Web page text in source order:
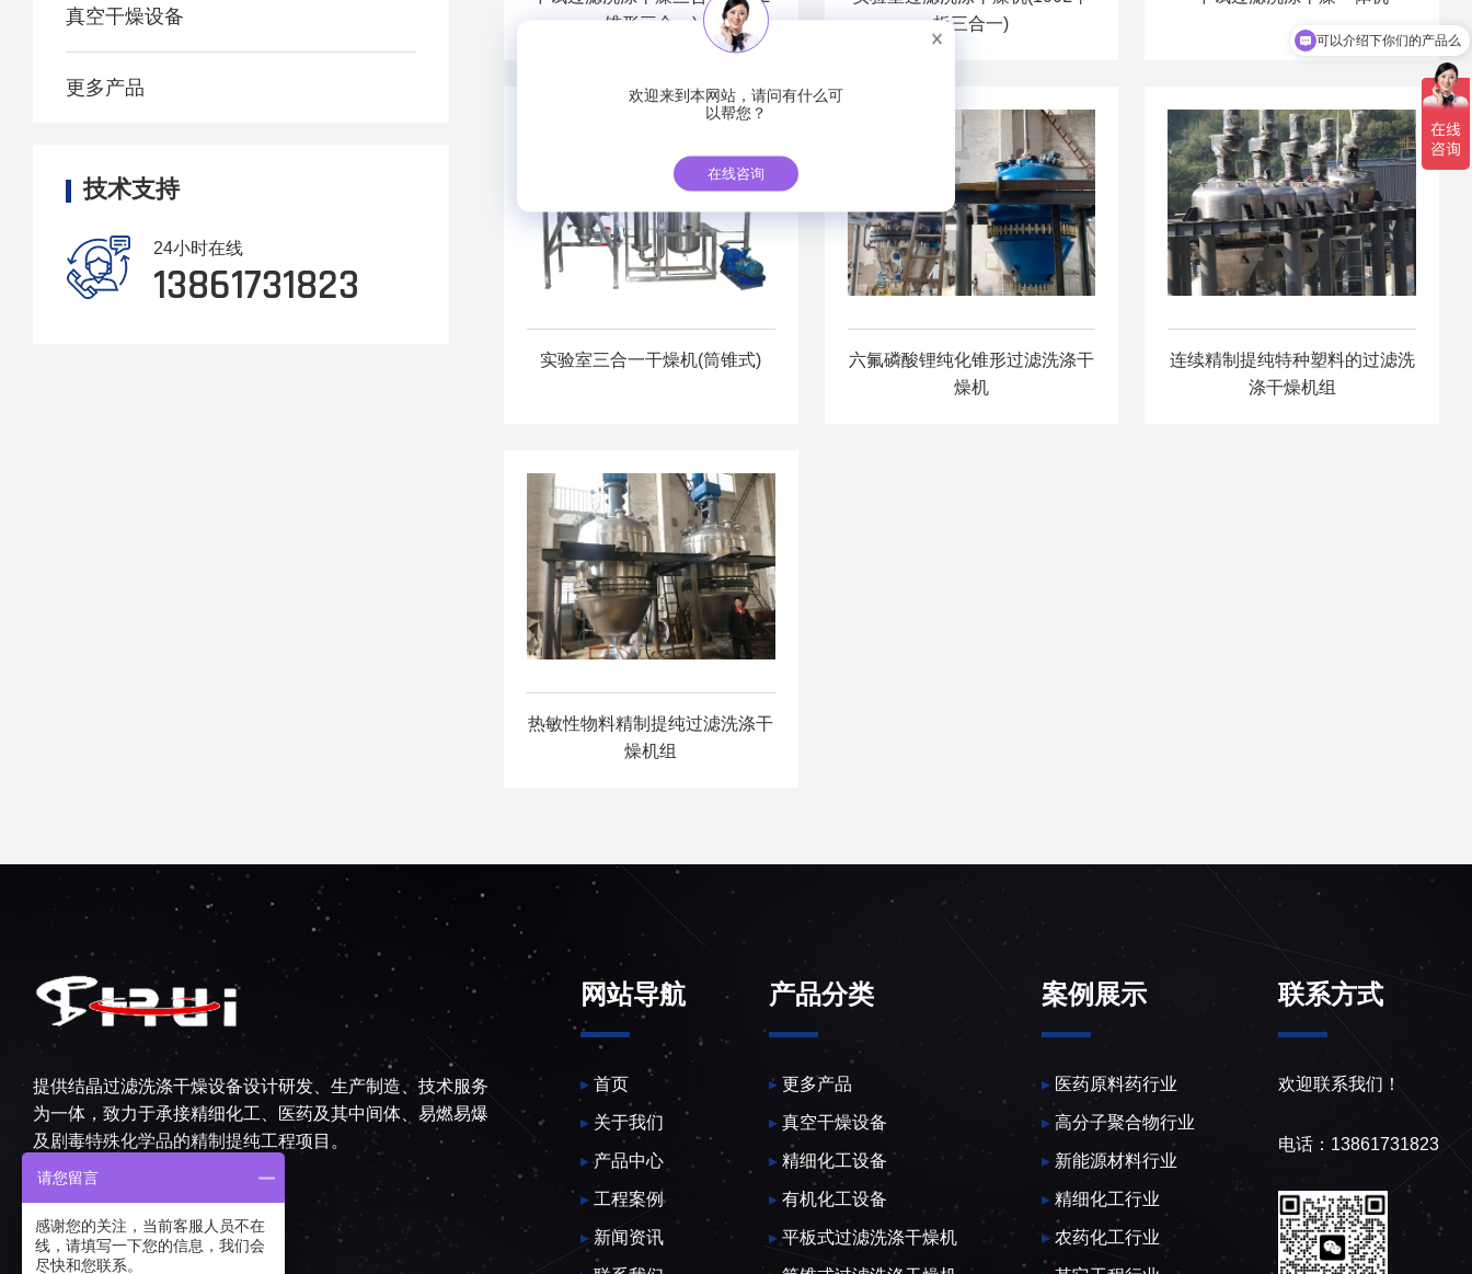
真空干燥设备
更多产品
技术支持
24小时在线
13861731823
锥形三合一)
板三合一)
实验室三合一干燥机(筒锥式)
六氟磷酸锂纯化锥形过滤洗涤干
燥机
连续精制提纯特种塑料的过滤洗
涤干燥机组
热敏性物料精制提纯过滤洗涤干
燥机组
提供结晶过滤洗涤干燥设备设计研发、生产制造、技术服务
为一体，致力于承接精细化工、医药及其中间体、易燃易爆
及剧毒特殊化学品的精制提纯工程项目。
网站导航
▸首页
▸ 关于我们
▸产品中心
▸ 工程案例
▸ 新闻资讯
产品分类
▸更多产品
▸真空干燥设备
▸精细化工设备
▸有机化工设备
▸平板式过滤洗涤干燥机
案例展示
▸ 医药原料药行业
▸ 高分子聚合物行业
▸ 新能源材料行业
▸ 精细化工行业
▸ 农药化工行业
联系方式
欢迎联系我们！
电话：13861731823
你们是怎么收费的呢
请您留言
感谢您的关注，当前客服人员不在
线，请填写一下您的信息，我们会
尽快和您联系。
欢迎来到本网站，请问有什么可
以帮您？
在线咨询